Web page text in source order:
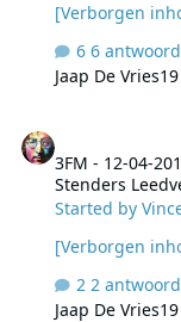
[Verborgen
6
Jaap De Vries
3FM - 12-04-
Stenders
Started by
[Verborgen
2
Jaap De Vries